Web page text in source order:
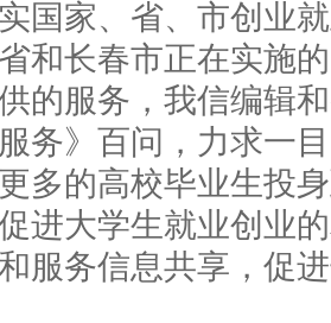
国家、省、市创业
和长春市正在实施
的服务，我信编辑
务》百问，力求一
多的高校毕业生投
进大学生就业创业
服务信息共享，促